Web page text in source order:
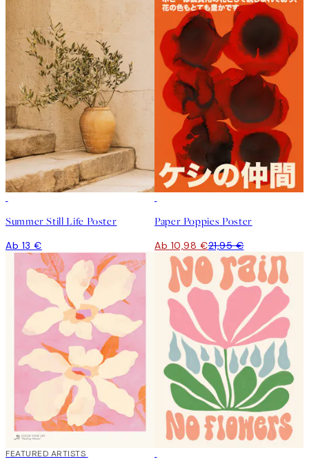
Summer Still Life Poster
Ab 13 €
Paper Poppies Poster
Ab 10,98 €21,95 €
40%*
FEATURED ARTISTS